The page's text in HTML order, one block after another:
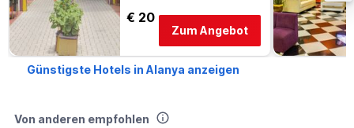
€ 20
Zum Angebot
Günstigste Hotels in Alanya anzeigen
Von anderen empfohlen